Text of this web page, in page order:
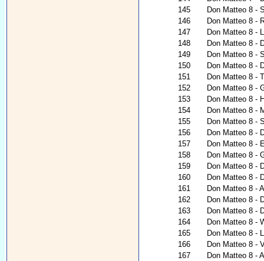
145
Don Matteo 8 -
146
Don Matteo 8 -
147
Don Matteo 8 -
148
Don Matteo 8 -
149
Don Matteo 8 -
150
Don Matteo 8 -
151
Don Matteo 8 -
152
Don Matteo 8 -
153
Don Matteo 8 -
154
Don Matteo 8 -
155
Don Matteo 8 -
156
Don Matteo 8 -
157
Don Matteo 8 -
158
Don Matteo 8 -
159
Don Matteo 8 -
160
Don Matteo 8 -
161
Don Matteo 8 -
162
Don Matteo 8 -
163
Don Matteo 8 -
164
Don Matteo 8 -
165
Don Matteo 8 -
166
Don Matteo 8 -
167
Don Matteo 8 -